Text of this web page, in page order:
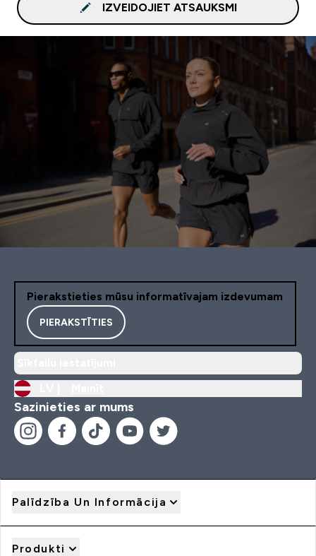
IZVEIDOJIET ATSAUKSMI
Pierakstieties mūsu informatīvajam izdevumam
PIERAKSTĪTIES
Sazinieties ar mums
Palīdzība Un Informācija
Produkti